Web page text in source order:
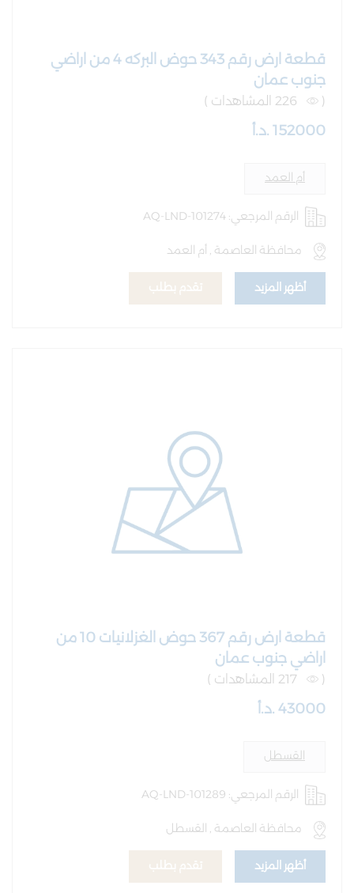
قطعة ارض رقم 343 حوض البركه 4 من اراضي
جنوب عمان
(
152000 .د.أ
أم العمد
الرقم المرجعي: AQ-LND-101274
محافظة العاصمة , أم العمد
أظهر المزيد
قطعة ارض رقم 367 حوض الغزلانيات 10 من
اراضي جنوب عمان
(
43000 .د.أ
القسطل
الرقم المرجعي: AQ-LND-101289
محافظة العاصمة , القسطل
أظهر المزيد